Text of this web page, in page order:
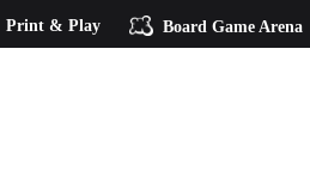
Print & Play Board Game Arena